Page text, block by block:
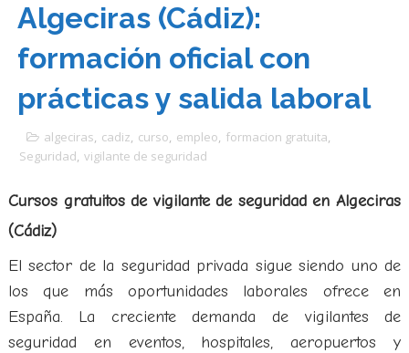
Algeciras (Cádiz):
formación oficial con
prácticas y salida laboral
algeciras, cadiz, curso, empleo, formacion gratuita,
Seguridad, vigilante de seguridad
Cursos gratuitos de vigilante de seguridad en Algeciras
(Cádiz)
El sector de la seguridad privada sigue siendo uno de
los que más oportunidades laborales ofrece en
España. La creciente demanda de vigilantes de
seguridad en eventos, hospitales, aeropuertos y